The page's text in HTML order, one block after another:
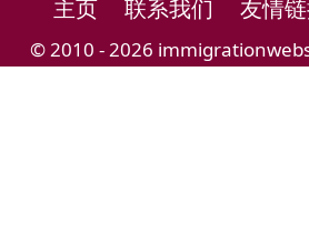
主页 联系我们 友情
© 2010 - 2026